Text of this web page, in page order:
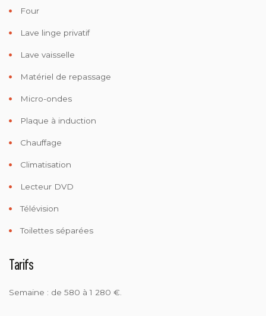
Four
Lave linge privatif
Lave vaisselle
Matériel de repassage
Micro-ondes
Plaque à induction
Chauffage
Climatisation
Lecteur DVD
Télévision
Toilettes séparées
Tarifs
Semaine : de 580 à 1 280 €.